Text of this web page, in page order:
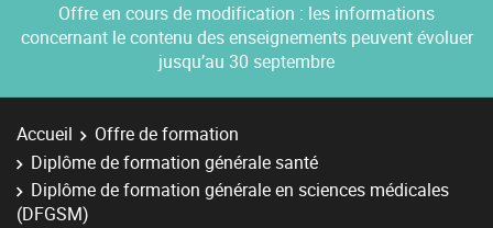
Offre en cours de modification : les informations
concernant le contenu des enseignements peuvent évoluer
jusqu’au 30 septembre
Accueil
Offre de formation
Diplôme de formation générale santé
Diplôme de formation générale en sciences médicales
(DFGSM)